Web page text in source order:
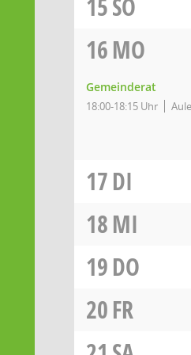
15SO
16MO
Gemeinderat
18:00-18:15 Uhr
17DI
18MI
19DO
20FR